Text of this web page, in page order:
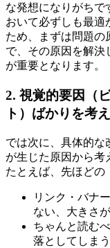
な発想になりがちで
おいて必ずしも最適
ため、まずは問題の
で、その原因を解決
が重要となります。
2. 視覚的要因（
ト）ばかりを考
では次に、具体的な
が生じた原因から考
たとえば、先ほどの
リンク・バナ
ない、大きさ
ちゃんと読む
落としてしまう